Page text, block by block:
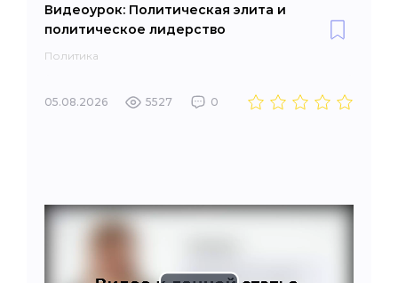
Видеоурок: Политическая элита и
политическое лидерство
Политика
05.08.2026 5527 0